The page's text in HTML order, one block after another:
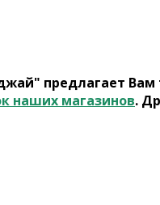
предлагает
наших магазинов.